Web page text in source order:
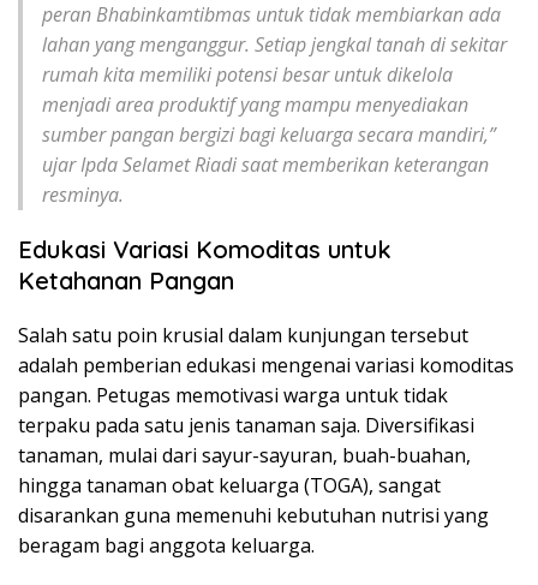
peran Bhabinkamtibmas untuk tidak membiarkan ada
lahan yang menganggur. Setiap jengkal tanah di sekitar
rumah kita memiliki potensi besar untuk dikelola
menjadi area produktif yang mampu menyediakan
sumber pangan bergizi bagi keluarga secara mandiri,”
ujar Ipda Selamet Riadi saat memberikan keterangan
resminya.
Edukasi Variasi Komoditas untuk
Ketahanan Pangan
Salah satu poin krusial dalam kunjungan tersebut
adalah pemberian edukasi mengenai variasi komoditas
pangan. Petugas memotivasi warga untuk tidak
terpaku pada satu jenis tanaman saja. Diversifikasi
tanaman, mulai dari sayur-sayuran, buah-buahan,
hingga tanaman obat keluarga (TOGA), sangat
disarankan guna memenuhi kebutuhan nutrisi yang
beragam bagi anggota keluarga.